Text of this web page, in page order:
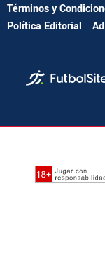
Términos y
Política Editorial